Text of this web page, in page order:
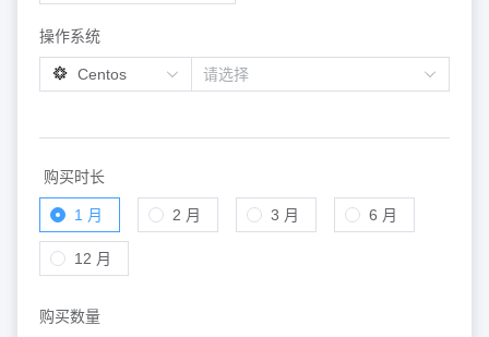
操作系统
购买时长
1 月 2 月 3 月 6 月
12 月
购买数量